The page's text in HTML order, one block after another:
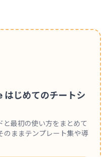
じめてのチートシ
と最初の使い方をまとめて
のままテンプレート集や導